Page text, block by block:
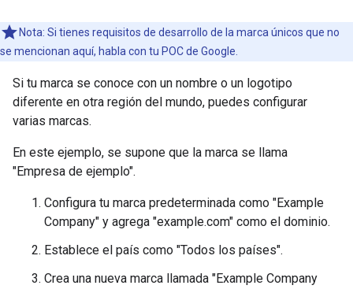
Nota: Si tienes requisitos de desarrollo de la marca únicos que no
se mencionan aquí, habla con tu POC de Google.
Si tu marca se conoce con un nombre o un logotipo
diferente en otra región del mundo, puedes configurar
varias marcas.
En este ejemplo, se supone que la marca se llama
"Empresa de ejemplo".
Configura tu marca predeterminada como "Example
Company" y agrega "example.com" como el dominio.
Establece el país como "Todos los países".
Crea una nueva marca llamada "Example Company